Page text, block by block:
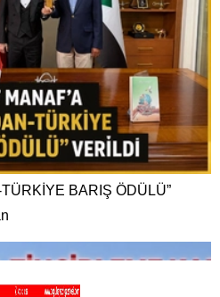
BARIŞ ÖDÜLÜ”